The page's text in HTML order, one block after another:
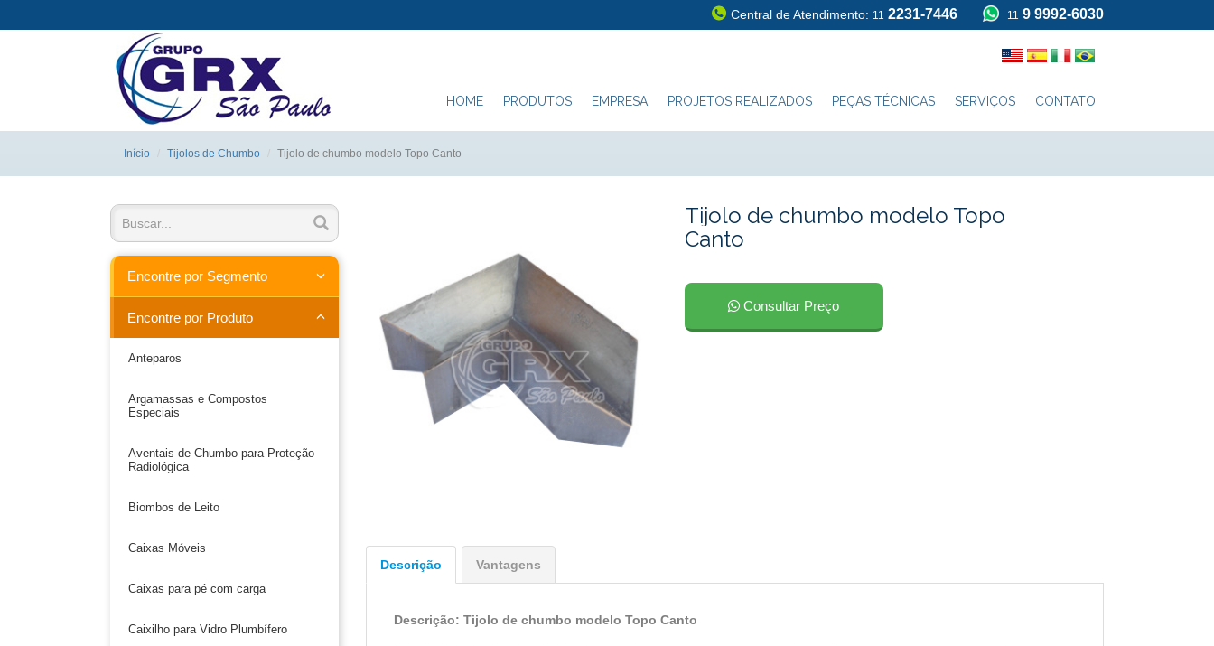
Central de Atendimento: 11 2231-7446 11 9 9992-6030
HOME PRODUTOS EMPRESA PROJETOS REALIZADOS PEÇAS TÉCNICAS SERVIÇOS CONTATO
Início Tijolos de Chumbo Tijolo de chumbo modelo Topo Canto
Encontre por Segmento
Encontre por Produto
Anteparos
Argamassas e Compostos
Especiais
Aventais de Chumbo para Proteção
Radiológica
Biombos de Leito
Caixas Móveis
Caixas para pé com carga
Caixilho para Vidro Plumbífero
Tijolo de chumbo modelo Topo
Canto
Consultar Preço
Descrição Vantagens
Descrição: Tijolo de chumbo modelo Topo Canto